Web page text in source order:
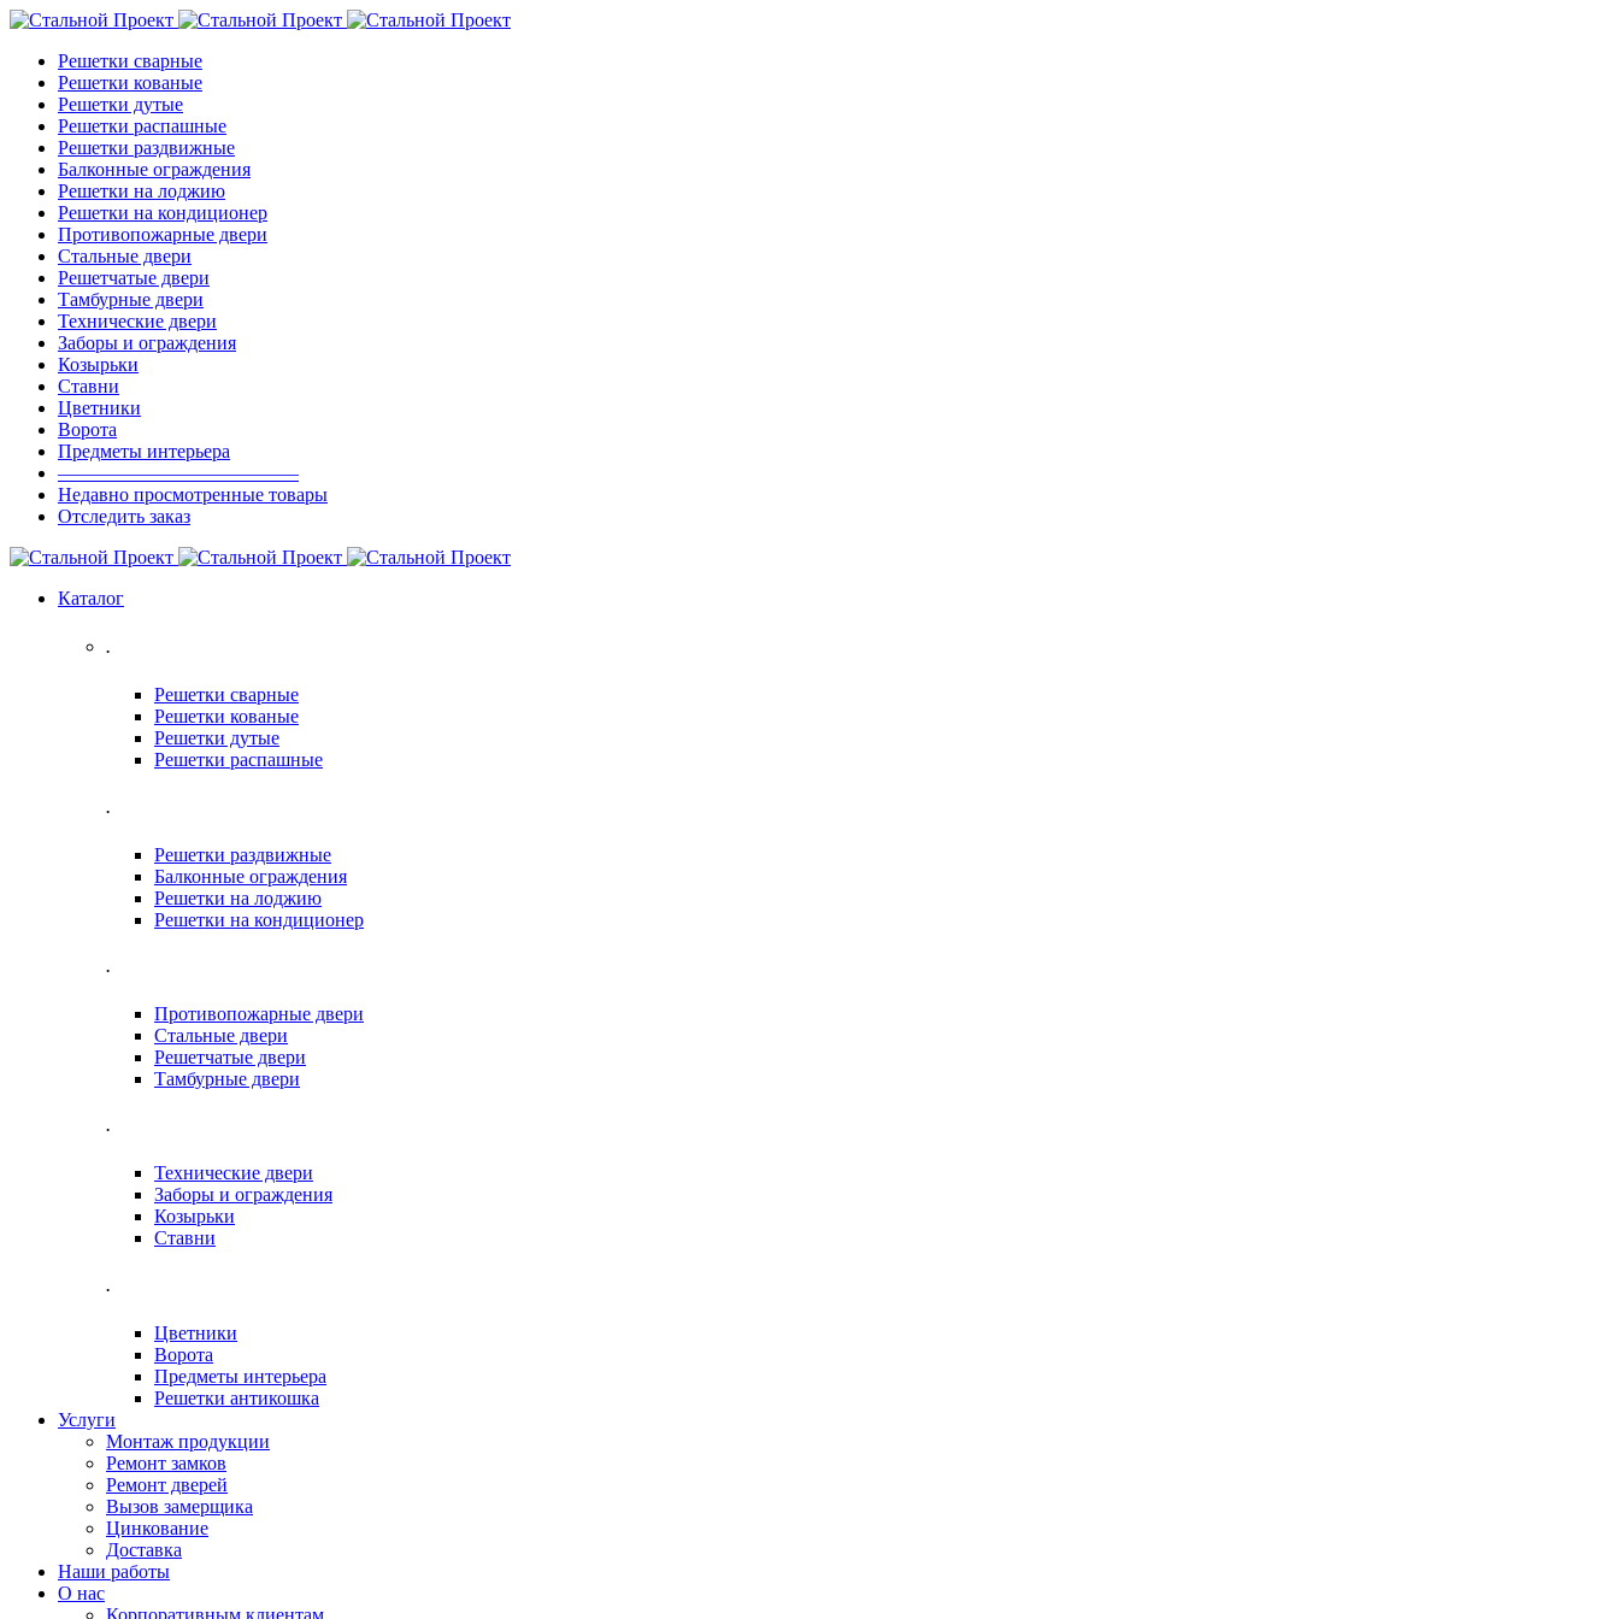
Решетки сварные
Решетки кованые
Решетки дутые
Решетки распашные
Решетки раздвижные
Балконные ограждения
Решетки на лоджию
Решетки на кондиционер
Противопожарные двери
Стальные двери
Решетчатые двери
Тамбурные двери
Технические двери
Заборы и ограждения
Козырьки
Ставни
Цветники
Ворота
Предметы интерьера
————————————–
Недавно просмотренные товары
Отследить заказ
Каталог
.
Решетки сварные
Решетки кованые
Решетки дутые
Решетки распашные
.
Решетки раздвижные
Балконные ограждения
Решетки на лоджию
Решетки на кондиционер
.
Противопожарные двери
Стальные двери
Решетчатые двери
Тамбурные двери
.
Технические двери
Заборы и ограждения
Козырьки
Ставни
.
Цветники
Ворота
Предметы интерьера
Решетки антикошка
Услуги
Монтаж продукции
Ремонт замков
Ремонт дверей
Вызов замерщика
Цинкование
Доставка
Наши работы
О нас
Корпоративным клиентам